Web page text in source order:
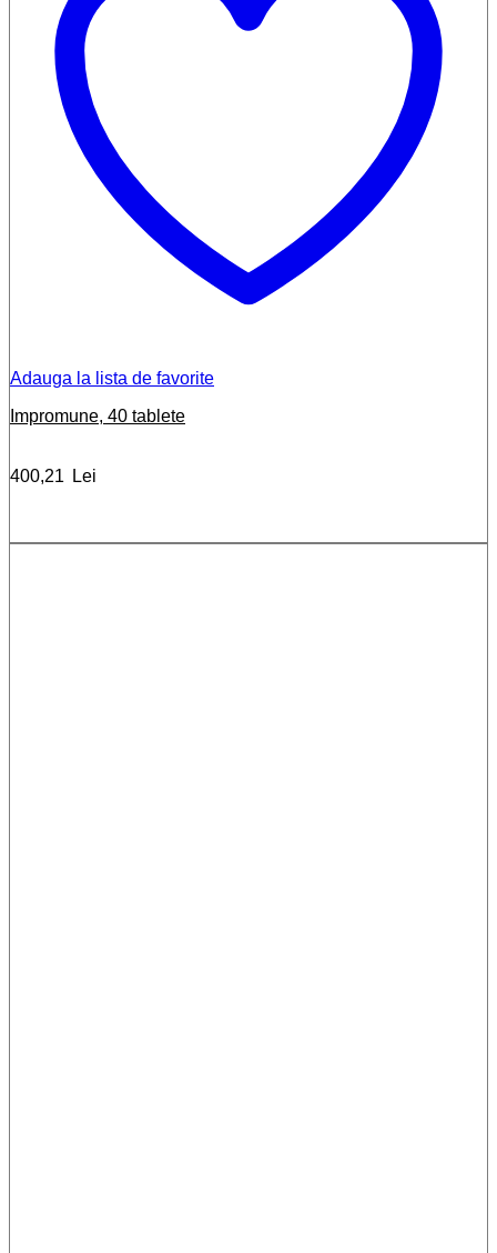
Adauga la lista de favorite
Impromune, 40 tablete
400,21 Lei